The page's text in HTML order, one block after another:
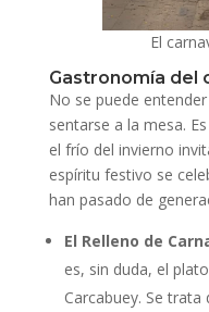
El
Gastronomía del
No se puede
sentarse a la mesa.
el frío del invierno
espíritu festivo se
han pasado de
El Relleno de
es, sin duda, el
Carcabuey. Se